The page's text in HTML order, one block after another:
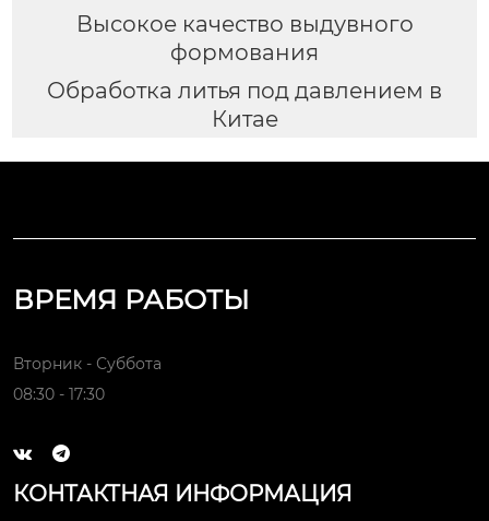
Высокое качество выдувного
формования
Обработка литья под давлением в
Китае
ВРЕМЯ РАБОТЫ
Вторник - Суббота
08:30 - 17:30
 
КОНТАКТНАЯ ИНФОРМАЦИЯ